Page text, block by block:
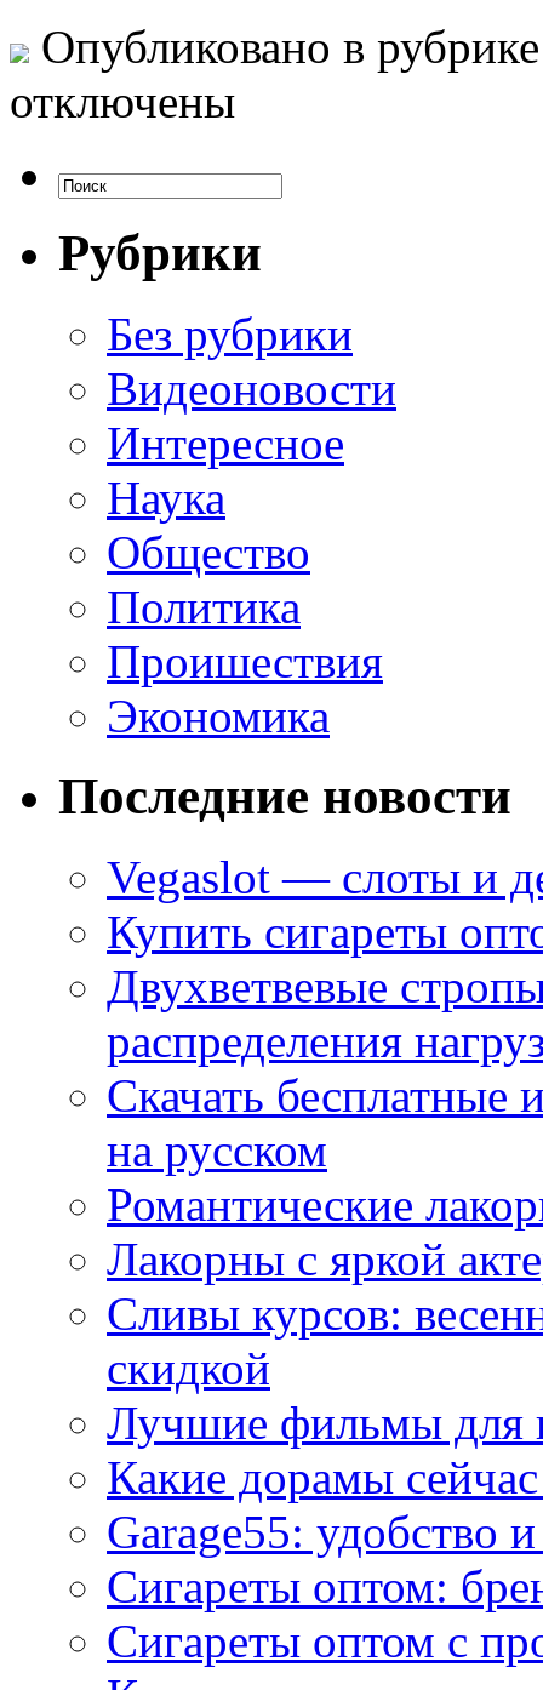
Опубликовано в
отключены
Рубрики
Без рубрики
Видеоновости
Интересное
Наука
Общество
Политика
Проишествия
Экономика
Последние новости
Vegaslot — слоты и
Купить сигареты
Двухветвевые
распределения
Скачать
на русском
Романтические
Лакорны с яркой
Сливы курсов:
скидкой
Лучшие фильмы для
Какие дорамы
Garage55: удобство
Сигареты оптом:
Сигареты оптом с